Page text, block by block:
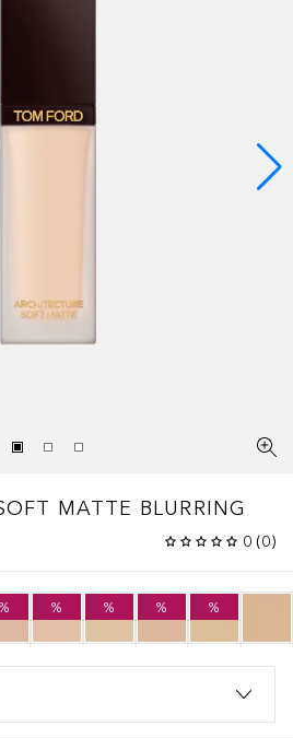
MATTE BLURRING
0 (0)
% % % % %